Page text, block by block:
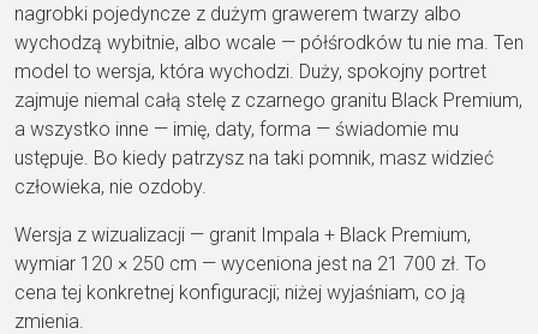
nagrobki pojedyncze z dużym grawerem twarzy albo
wychodzą wybitnie, albo wcale — półśrodków tu nie ma. Ten
model to wersja, która wychodzi. Duży, spokojny portret
zajmuje niemal całą stelę z czarnego granitu Black Premium,
a wszystko inne — imię, daty, forma — świadomie mu
ustępuje. Bo kiedy patrzysz na taki pomnik, masz widzieć
człowieka, nie ozdoby.
Wersja z wizualizacji — granit Impala + Black Premium,
wymiar 120 × 250 cm — wyceniona jest na 21 700 zł . To
cena tej konkretnej konfiguracji; niżej wyjaśniam, co ją
zmienia.